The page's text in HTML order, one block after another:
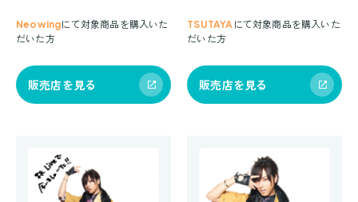
Neowingにて対象商品を購入いた
だいた方
販売店を見る
TSUTAYA にて対象商品を購入いた
だいた方
販売店を見る